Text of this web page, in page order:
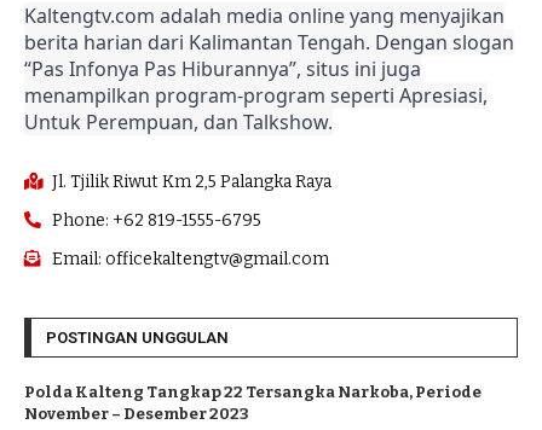
Kaltengtv.com adalah media online yang menyajikan
berita harian dari Kalimantan Tengah. Dengan slogan
“Pas Infonya Pas Hiburannya”, situs ini juga
menampilkan program-program seperti Apresiasi,
Untuk Perempuan, dan Talkshow.
Jl. Tjilik Riwut Km 2,5 Palangka Raya
Phone: +62 819-1555-6795
Email: officekaltengtv@gmail.com
POSTINGAN UNGGULAN
Polda Kalteng Tangkap 22 Tersangka Narkoba, Periode
November – Desember 2023